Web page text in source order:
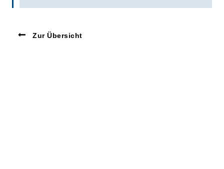
Zur Übersicht